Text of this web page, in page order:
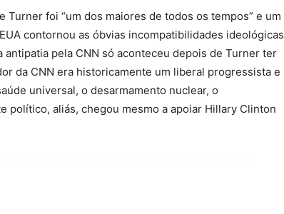
Turner foi “um dos maiores de todos os tempos” e um
contornou as óbvias incompatibilidades ideológicas
pela CNN só aconteceu depois de Turner ter
da CNN era historicamente um liberal progressista e
universal, o desarmamento nuclear, o
político, aliás, chegou mesmo a apoiar Hillary Clinton